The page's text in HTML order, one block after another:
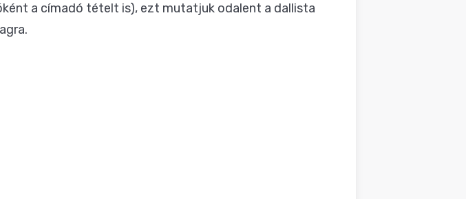
a címadó tételt is), ezt mutatjuk odalent a dallista